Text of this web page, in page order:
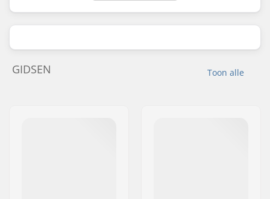
Toon alle
GIDSEN